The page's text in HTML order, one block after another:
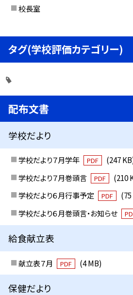
校長室
タグ(学校評価カテゴリー)
配布文書
学校だより
学校だより７月学年 PDF
(247
学校だより７月巻頭言
PDF
(210
学校だより６月行事予定
PDF
学校だより６月巻頭言・お知らせ
給食献立表
献立表７月 PDF (4 MB)
保健だより